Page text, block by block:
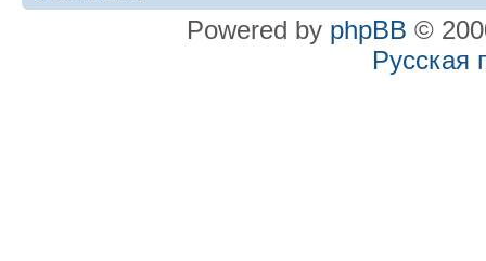
Powered by phpBB ©
Русская